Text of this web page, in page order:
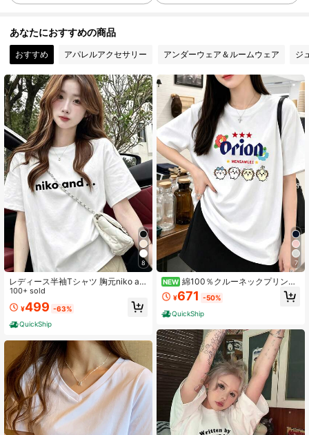
4.70
4.70 8 フォロワー
あなたにおすすめの商品
おすすめ アパレルアクセサリー アンダーウェア＆ルームウェア ジ
8
レディース半袖Tシャツ 胸元niko an
d..ロゴプリント ゆったりルーズシル
エット ナチュラルカジュアル夏トッ
プス
100+ sold
¥499 -63%
QuickShip
7
NEW 綿100％クルーネックプリント
半袖Tシャツ、女性用新作夏服、スタ
イリッシュなゆったりカジュアルト
ップス
¥671 -50%
QuickShip